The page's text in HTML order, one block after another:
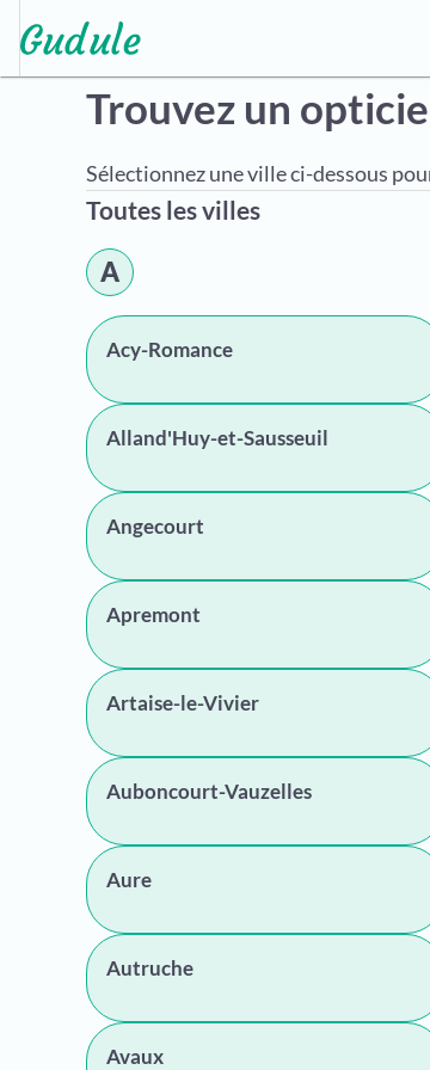
Trouvez un
Sélectionnez une ville ci-dessous
Toutes les villes
A
Acy-Romance
Alland'Huy-et-Sausseuil
Angecourt
Apremont
Artaise-le-Vivier
Auboncourt-Vauzelles
Aure
Autruche
Avaux